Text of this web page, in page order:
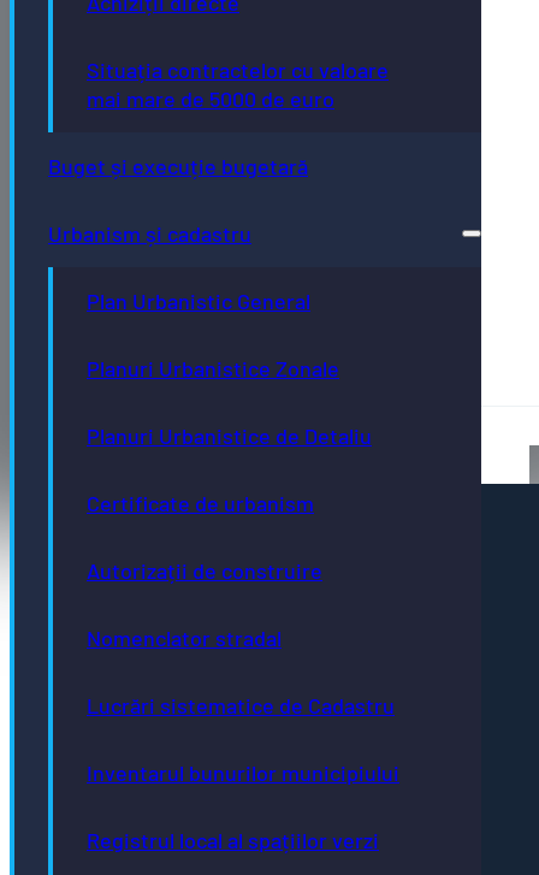
Situația contractelor cu valoare
mai mare de 5000 de euro
Buget și execuție bugetară
Urbanism și cadastru
Plan Urbanistic General
Planuri Urbanistice Zonale
Planuri Urbanistice de Detaliu
Certificate de urbanism
Autorizații de construire
Nomenclator stradal
Lucrări sistematice de Cadastru
Inventarul bunurilor municipiului
Registrul local al spațiilor verzi
Acte necesare
Evidența persoanelor
e-consultare.gov.ro